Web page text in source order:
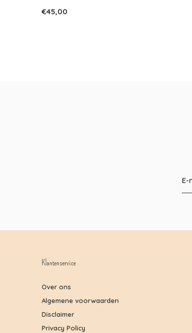
€45,00
Klantenservice
Over ons
Algemene voorwaarden
Disclaimer
Privacy Policy